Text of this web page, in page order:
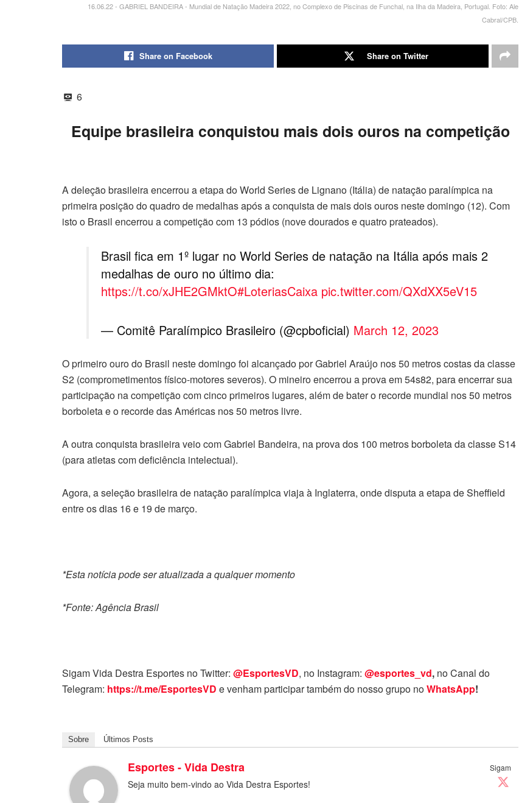
16.06.22 - GABRIEL BANDEIRA - Mundial de Natação Madeira 2022, no Complexo de Piscinas de Funchal, na Ilha da Madeira, Portugal. Foto: Ale
Cabral/CPB.
Share on Facebook Share on Twitter
6
Equipe brasileira conquistou mais dois ouros na competição
A deleção brasileira encerrou a etapa do World Series de Lignano (Itália) de natação paralímpica na
primeira posição do quadro de medalhas após a conquista de mais dois ouros neste domingo (12). Com
isto o Brasil encerrou a competição com 13 pódios (nove dourados e quatro prateados).
Brasil fica em 1º lugar no World Series de natação na Itália após mais 2
medalhas de ouro no último dia:
https://t.co/xJHE2GMktO#LoteriasCaixa pic.twitter.com/QXdXX5eV15
— Comitê Paralímpico Brasileiro (@cpboficial) March 12, 2023
O primeiro ouro do Brasil neste domingo foi alcançado por Gabriel Araújo nos 50 metros costas da classe
S2 (comprometimentos físico-motores severos). O mineiro encerrou a prova em 54s82, para encerrar sua
participação na competição com cinco primeiros lugares, além de bater o recorde mundial nos 50 metros
borboleta e o recorde das Américas nos 50 metros livre.
A outra conquista brasileira veio com Gabriel Bandeira, na prova dos 100 metros borboleta da classe S14
(para atletas com deficiência intelectual).
Agora, a seleção brasileira de natação paralímpica viaja à Inglaterra, onde disputa a etapa de Sheffield
entre os dias 16 e 19 de março.
*Esta notícia pode ser atualizada a qualquer momento
*Fonte: Agência Brasil
Sigam Vida Destra Esportes no Twitter: @EsportesVD, no Instagram: @esportes_vd, no Canal do
Telegram: https://t.me/EsportesVD e venham participar também do nosso grupo noWhatsApp!
Sobre Últimos Posts
Sigam
Esportes - Vida Destra
Seja muito bem-vindo ao Vida Destra Esportes!